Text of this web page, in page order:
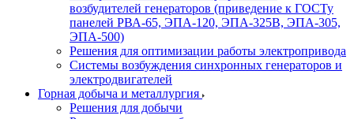
возбудителей генераторов (приведение к ГОСТу
панелей РВА-65, ЭПА-120, ЭПА-325В, ЭПА-305,
ЭПА-500)
Решения для оптимизации работы электропривода
Системы возбуждения синхронных генераторов и
электродвигателей
Горная добыча и металлургия
Решения для добычи